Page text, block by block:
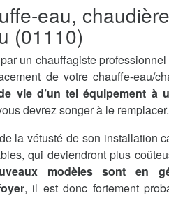
eau,
(01110)
un chauffagiste
de votre chauffe-eau/
vie d’un tel équipement à
devrez songer à le remplacer.
la vétusté de son installation
qui deviendront plus
modèles sont en
, il est donc fortement